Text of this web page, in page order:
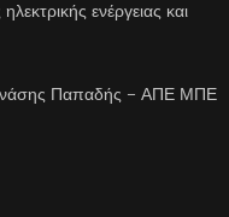
ενέργειας και
Παπαδής – ΑΠΕ ΜΠΕ